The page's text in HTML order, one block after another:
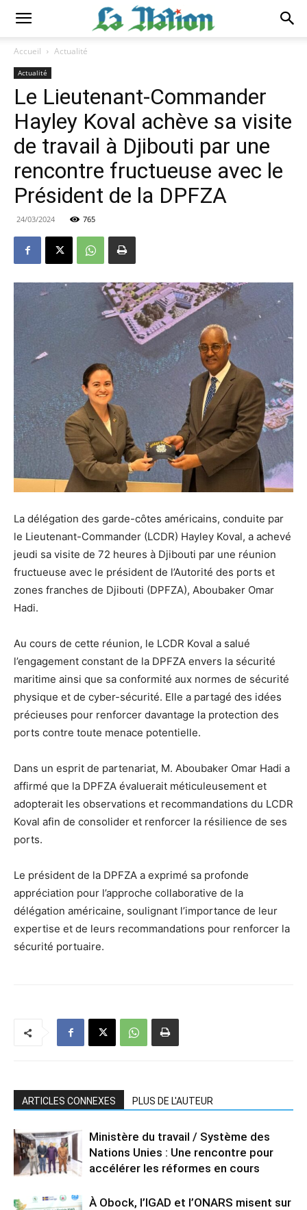
Accueil Actualité
Actualité
Le Lieutenant-Commander
Hayley Koval achève sa visite
de travail à Djibouti par une
rencontre fructueuse avec le
Président de la DPFZA
24/03/2024 765
La délégation des garde-côtes américains, conduite par
le Lieutenant-Commander (LCDR) Hayley Koval, a achevé
jeudi sa visite de 72 heures à Djibouti par une réunion
fructueuse avec le président de l’Autorité des ports et
zones franches de Djibouti (DPFZA), Aboubaker Omar
Hadi.
Au cours de cette réunion, le LCDR Koval a salué
l’engagement constant de la DPFZA envers la sécurité
maritime ainsi que sa conformité aux normes de sécurité
physique et de cyber-sécurité. Elle a partagé des idées
précieuses pour renforcer davantage la protection des
ports contre toute menace potentielle.
Dans un esprit de partenariat, M. Aboubaker Omar Hadi a
affirmé que la DPFZA évaluerait méticuleusement et
adopterait les observations et recommandations du LCDR
Koval afin de consolider et renforcer la résilience de ses
ports.
Le président de la DPFZA a exprimé sa profonde
appréciation pour l’approche collaborative de la
délégation américaine, soulignant l’importance de leur
expertise et de leurs recommandations pour renforcer la
sécurité portuaire.
ARTICLES CONNEXES PLUS DE L'AUTEUR
Ministère du travail / Système des
Nations Unies : Une rencontre pour
accélérer les réformes en cours
À Obock, l’IGAD et l’ONARS misent sur